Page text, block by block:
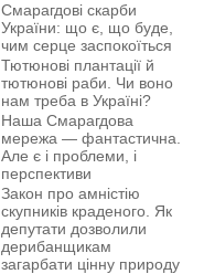
Смарагдові скарби
України: що є, що буде,
чим серце заспокоїться
Тютюнові плантації й
тютюнові раби. Чи воно
нам треба в Україні?
Наша Смарагдова
мережа — фантастична.
Але є і проблеми, і
перспективи
Закон про амністію
скупників краденого. Як
депутати дозволили
дерибанщикам
загарбати цінну природу